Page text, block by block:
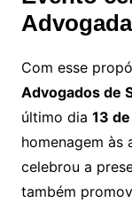
Com esse
Advogados de
último dia 13
homenagem às
celebrou a
também